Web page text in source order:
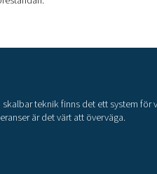
kväve från syre.
vilket gör den väl